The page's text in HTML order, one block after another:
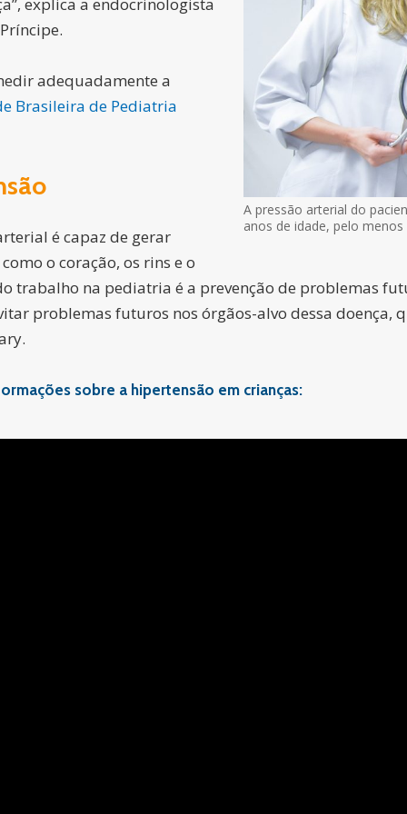
A pressão arterial do
anos de idade, pelo
adequadamente a
Brasileira de Pediatria
é capaz de gerar
o coração, os rins e o
trabalho na pediatria é a prevenção de problemas
problemas futuros nos órgãos-alvo dessa doença,
sobre a hipertensão em crianças: